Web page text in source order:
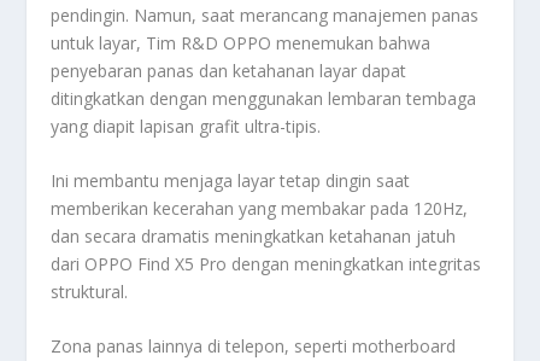
pendingin. Namun, saat merancang manajemen panas
untuk layar, Tim R&D OPPO menemukan bahwa
penyebaran panas dan ketahanan layar dapat
ditingkatkan dengan menggunakan lembaran tembaga
yang diapit lapisan grafit ultra-tipis.
Ini membantu menjaga layar tetap dingin saat
memberikan kecerahan yang membakar pada 120Hz,
dan secara dramatis meningkatkan ketahanan jatuh
dari OPPO Find X5 Pro dengan meningkatkan integritas
struktural.
Zona panas lainnya di telepon, seperti motherboard